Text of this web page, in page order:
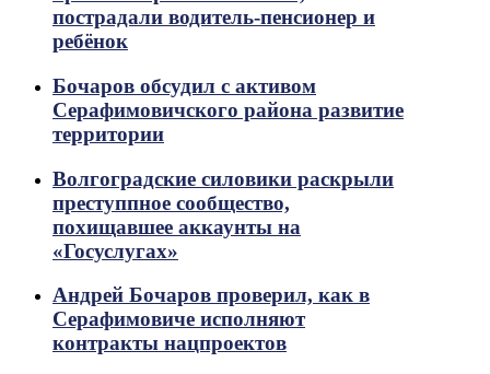
пострадали водитель-пенсионер и
ребёнок
Бочаров обсудил с активом
Серафимовичского района развитие
территории
Волгоградские силовики раскрыли
преступпное сообщество,
похищавшее аккаунты на
«Госуслугах»
Андрей Бочаров проверил, как в
Серафимовиче исполняют
контракты нацпроектов